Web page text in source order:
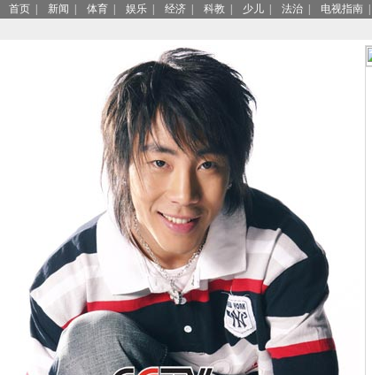
首页 新闻 体育 娱乐 经济 科教 少儿 法治 电视指南